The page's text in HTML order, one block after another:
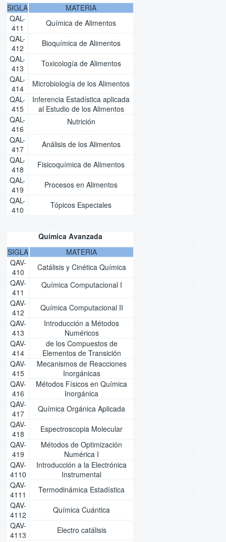
SIGLA
MATERIA
QAL-
411
Química de Alimentos
QAL-
412
Bioquímica de Alimentos
QAL-
413
Toxicología de Alimentos
QAL-
414
Microbiología de los Alimentos
QAL-
415
Inferencia Estadística aplicada
al Estudio de los Alimentos
QAL-
416
Nutrición
QAL-
417
Análisis de los Alimentos
QAL-
418
Fisicoquímica de Alimentos
QAL-
419
Procesos en Alimentos
QAL-
410
Tópicos Especiales
Química Avanzada
SIGLA
MATERIA
QAV-
410
Catálisis y Cinética Química
QAV-
411
Química Computacional I
QAV-
412
Química Computacional II
QAV-
413
Introducción a Métodos
Numéricos
QAV-
414
de los Compuestos de
Elementos de Transición
QAV-
415
Mecanismos de Reacciones
Inorgánicas
QAV-
416
Métodos Físicos en Química
Inorgánica
QAV-
417
Química Orgánica Aplicada
QAV-
418
Espectroscopia Molecular
QAV-
419
Métodos de Optimización
Numérica I
QAV-
4110
Introducción a la Electrónica
Instrumental
QAV-
4111
Termodinámica Estadística
QAV-
4112
Química Cuántica
QAV-
4113
Electro catálisis